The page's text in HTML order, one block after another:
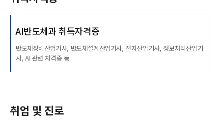
AI반도체과 취득자격증
반도체장비산업기사, 반도체설계산업기사, 전자산업기사, 정보처리산업기
사, AI 관련 자격증 등
취업 및 진로